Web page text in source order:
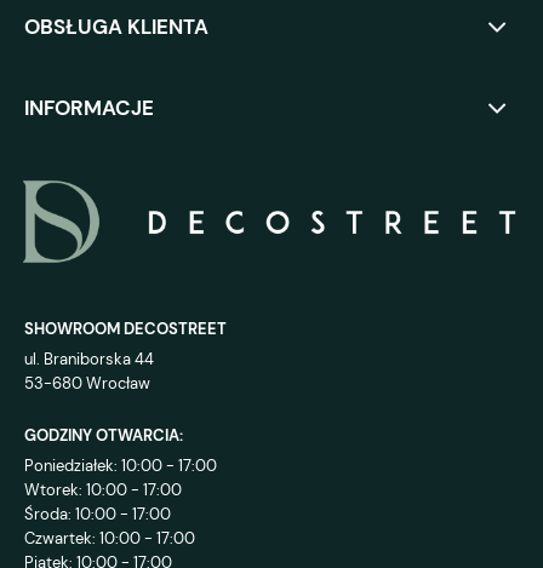
OBSŁUGA KLIENTA
INFORMACJE
SHOWROOM DECOSTREET
ul. Braniborska 44
53-680 Wrocław
GODZINY OTWARCIA:
Poniedziałek: 10:00 - 17:00
Wtorek: 10:00 - 17:00
Środa: 10:00 - 17:00
Czwartek: 10:00 - 17:00
Piątek: 10:00 - 17:00